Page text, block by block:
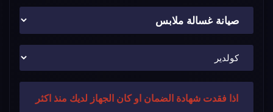
اذا فقدت شهادة الضمان او كان الجهاز لديك منذ اكثر